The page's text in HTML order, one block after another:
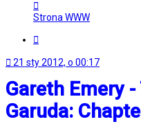
się
z
Strona WWW
21 sty 2012, o 00:17
Gareth Emery
Garuda: